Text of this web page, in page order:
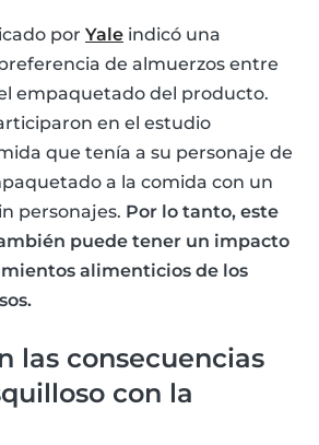
por Yale indicó una
de almuerzos entre
empaquetado del producto.
en el estudio
que tenía a su personaje de
a la comida con un
personajes. Por lo tanto, este
puede tener un impacto
alimenticios de los
las consecuencias
con la